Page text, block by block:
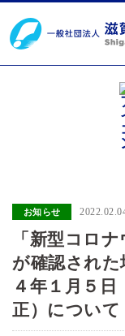
お知らせ
「新型コロ
が確認され
４年１月５
正）について